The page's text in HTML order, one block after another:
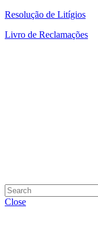
Resolução de Litígios
Livro de Reclamações
Close